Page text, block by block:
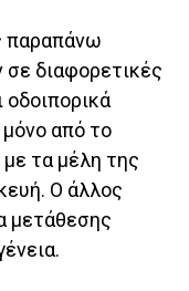
παραπάνω
διαφορετικές
οδοιπορικά
από το
με τα μέλη της
Ο άλλος
μετάθεσης